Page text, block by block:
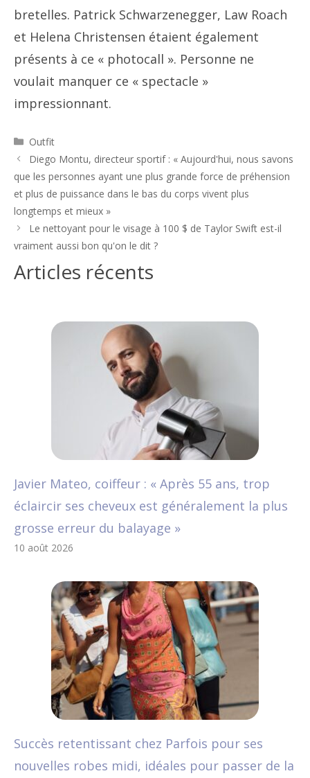
bretelles. Patrick Schwarzenegger, Law Roach
et Helena Christensen étaient également
présents à ce « photocall ». Personne ne
voulait manquer ce « spectacle »
impressionnant.
Catégories
Outfit
Navigation
articles
Diego Montu, directeur sportif : « Aujourd'hui, nous savons
que les personnes ayant une plus grande force de préhension
et plus de puissance dans le bas du corps vivent plus
longtemps et mieux »
Le nettoyant pour le visage à 100 $ de Taylor Swift est-il
vraiment aussi bon qu'on le dit ?
Articles récents
Javier Mateo, coiffeur : « Après 55 ans, trop
éclaircir ses cheveux est généralement la plus
grosse erreur du balayage »
10 août 2026
Succès retentissant chez Parfois pour ses
nouvelles robes midi, idéales pour passer de la